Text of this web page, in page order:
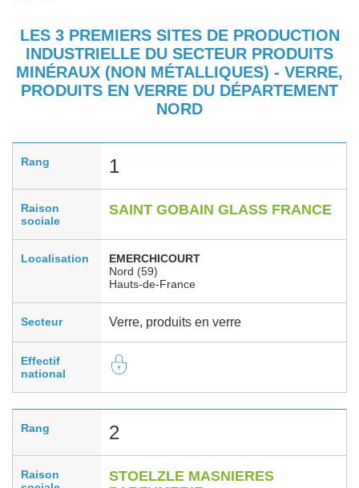
LES 3 PREMIERS SITES DE PRODUCTION
INDUSTRIELLE DU SECTEUR PRODUITS
MINÉRAUX (NON MÉTALLIQUES) - VERRE,
PRODUITS EN VERRE DU DÉPARTEMENT
NORD
Rang 1
Raison
sociale
SAINT GOBAIN GLASS FRANCE
Localisation
EMERCHICOURT
Nord (59)
Hauts-de-France
Secteur Verre, produits en verre
Effectif
national
Rang 2
Raison
STOELZLE MASNIERES